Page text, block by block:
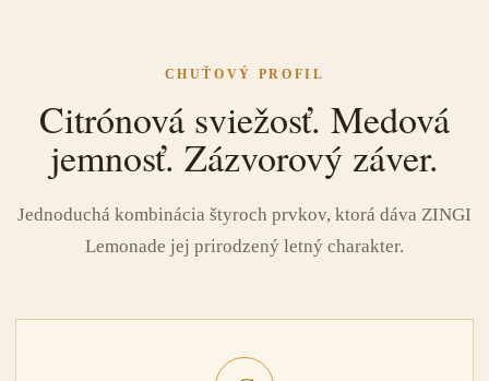
CHUŤOVÝ PROFIL
Citrónová sviežosť. Medová
jemnosť. Zázvorový záver.
Jednoduchá kombinácia štyroch prvkov, ktorá dáva ZINGI
Lemonade jej prirodzený letný charakter.